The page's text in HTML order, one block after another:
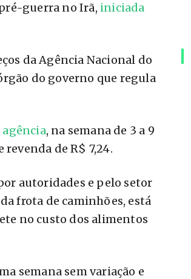
guerra no Irã, iniciada
da Agência Nacional do
do governo que regula
agência, na semana de 3 a 9
de R$ 7,24.
autoridades e pelo setor
frota de caminhões, está
no custo dos alimentos
semana sem variação e